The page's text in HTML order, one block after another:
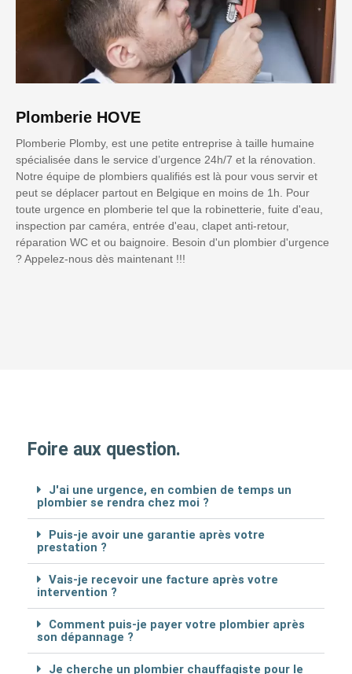
Plomberie HOVE
Plomberie Plomby, est une petite entreprise à taille humaine
spécialisée dans le service d’urgence 24h/7 et la rénovation.
Notre équipe de plombiers qualifiés est là pour vous servir et
peut se déplacer partout en Belgique en moins de 1h. Pour
toute urgence en plomberie tel que la robinetterie, fuite d'eau,
inspection par caméra, entrée d'eau, clapet anti-retour,
réparation WC et ou baignoire. Besoin d'un plombier d'urgence
? Appelez-nous dès maintenant !!!
Foire aux question.
J'ai une urgence, en combien de temps un
plombier se rendra chez moi ?
Puis-je avoir une garantie après votre
prestation ?
Vais-je recevoir une facture après votre
intervention ?
Comment puis-je payer votre plombier après
son dépannage ?
Je cherche un plombier chauffagiste pour le